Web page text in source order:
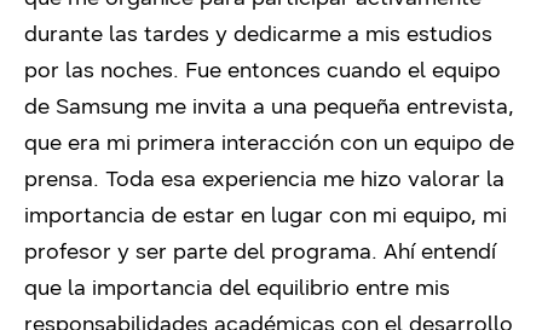
durante las tardes y dedicarme a mis estudios
por las noches. Fue entonces cuando el equipo
de Samsung me invita a una pequeña entrevista,
que era mi primera interacción con un equipo de
prensa. Toda esa experiencia me hizo valorar la
importancia de estar en lugar con mi equipo, mi
profesor y ser parte del programa. Ahí entendí
que la importancia del equilibrio entre mis
responsabilidades académicas con el desarrollo